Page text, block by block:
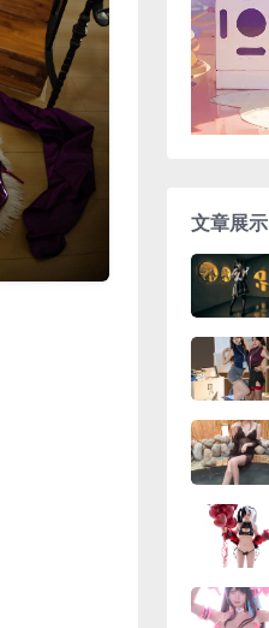
文章展示